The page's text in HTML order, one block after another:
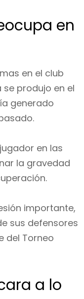
en
en el club
produjo en el
generado
en las
la gravedad
importante,
sus defensores
del Torneo
a lo